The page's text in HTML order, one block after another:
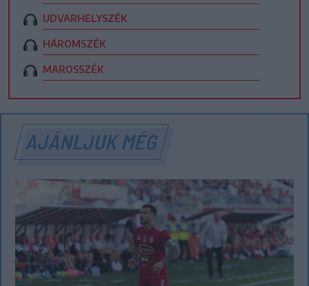
UDVARHELYSZÉK
HÁROMSZÉK
MAROSSZÉK
AJÁNLJUK MÉG